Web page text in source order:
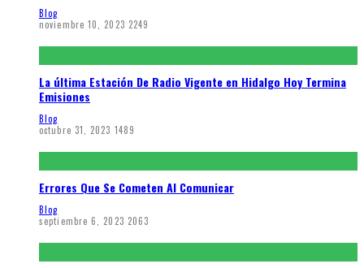
Blog
noviembre 10, 2023 2249
La última Estación De Radio Vigente en Hidalgo Hoy Termina
Emisiones
Blog
octubre 31, 2023 1489
Errores Que Se Cometen Al Comunicar
Blog
septiembre 6, 2023 2063